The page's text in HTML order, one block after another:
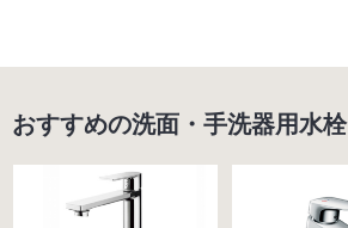
おすすめの洗面・手洗器用水栓